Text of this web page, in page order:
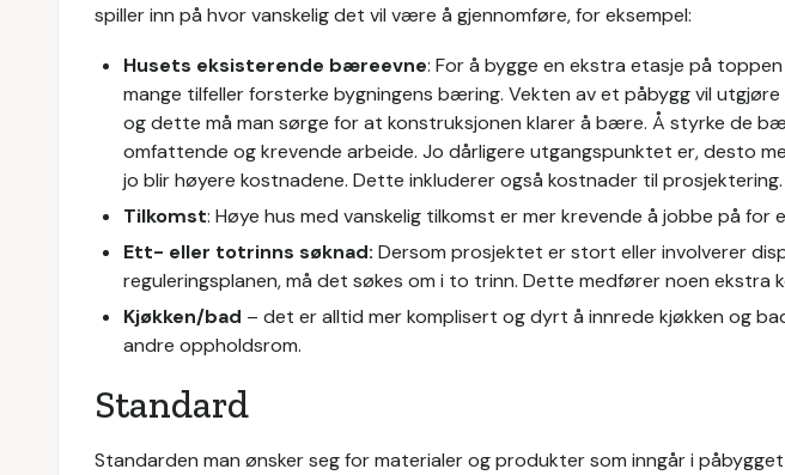
spiller inn på hvor vanskelig det vil være å gjennomføre, for eksempel:
Husets eksisterende bæreevne: For å bygge en ekstra etasje på toppen
mange tilfeller forsterke bygningens bæring. Vekten av et påbygg vil
og dette må man sørge for at konstruksjonen klarer å bære. Å styrke de
omfattende og krevende arbeide. Jo dårligere utgangspunktet er, desto
jo blir høyere kostnadene. Dette inkluderer også kostnader til prosjektering.
Tilkomst: Høye hus med vanskelig tilkomst er mer krevende å jobbe på for
Ett- eller totrinns søknad: Dersom prosjektet er stort eller involverer
reguleringsplanen, må det søkes om i to trinn. Dette medfører noen ekstra
Kjøkken/bad – det er alltid mer komplisert og dyrt å innrede kjøkken og
andre oppholdsrom.
Standard
Standarden man ønsker seg for materialer og produkter som inngår i